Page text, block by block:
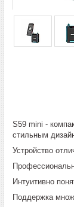
S59 mini -
стильным
Устройство
Интуитивно
Поддержка